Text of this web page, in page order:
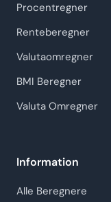
Procentregner
Renteberegner
Valutaomregner
BMI Beregner
Valuta Omregner
Information
Alle Beregnere